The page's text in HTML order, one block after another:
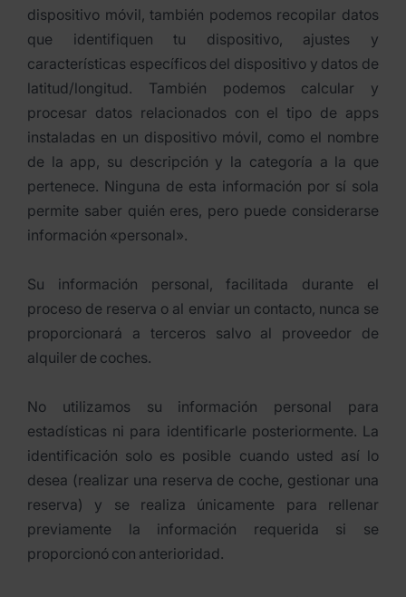
dispositivo móvil, también podemos recopilar datos
que identifiquen tu dispositivo, ajustes y
características específicos del dispositivo y datos de
latitud/longitud. También podemos calcular y
procesar datos relacionados con el tipo de apps
instaladas en un dispositivo móvil, como el nombre
de la app, su descripción y la categoría a la que
pertenece. Ninguna de esta información por sí sola
permite saber quién eres, pero puede considerarse
información «personal».
Su información personal, facilitada durante el
proceso de reserva o al enviar un contacto, nunca se
proporcionará a terceros salvo al proveedor de
alquiler de coches.
No utilizamos su información personal para
estadísticas ni para identificarle posteriormente. La
identificación solo es posible cuando usted así lo
desea (realizar una reserva de coche, gestionar una
reserva) y se realiza únicamente para rellenar
previamente la información requerida si se
proporcionó con anterioridad.